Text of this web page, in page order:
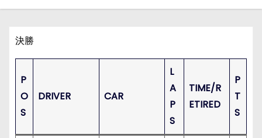
決勝
P
O
S
DRIVER CAR
L
A
P
S
TIME/R
ETIRED
P
T
S